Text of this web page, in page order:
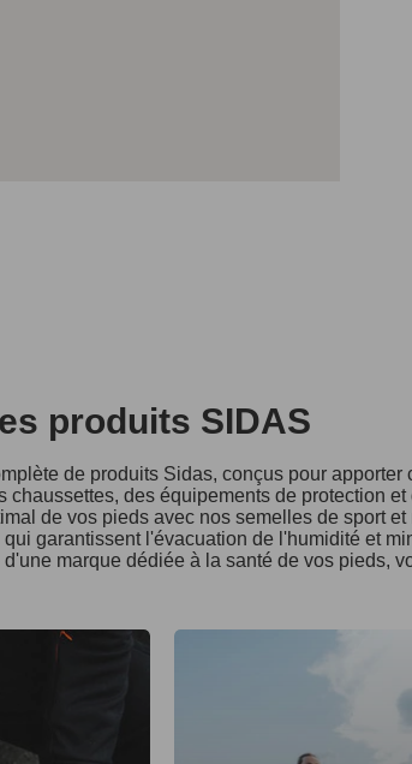
produits SIDAS
de produits Sidas, conçus pour
chaussettes, des équipements de protection
de vos pieds avec nos semelles de sport
garantissent l'évacuation de l'humidité et
marque dédiée à la santé de vos pieds,